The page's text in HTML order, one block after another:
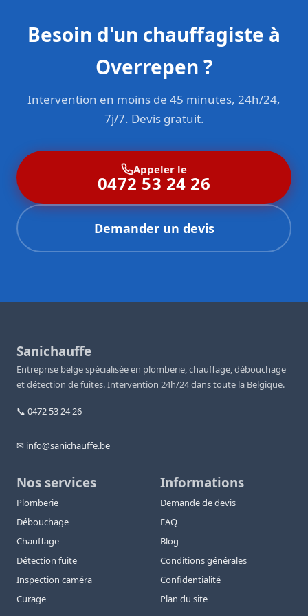
Besoin d'un chauffagiste à
Overrepen ?
Intervention en moins de 45 minutes, 24h/24,
7j/7. Devis gratuit.
Appeler le
0472 53 24 26
Demander un devis
Sanichauffe
Entreprise belge spécialisée en plomberie, chauffage, débouchage
et détection de fuites. Intervention 24h/24 dans toute la Belgique.
📞 0472 53 24 26
✉ info@sanichauffe.be
Nos services
Plomberie
Débouchage
Chauffage
Détection fuite
Inspection caméra
Curage
Informations
Demande de devis
FAQ
Blog
Conditions générales
Confidentialité
Plan du site